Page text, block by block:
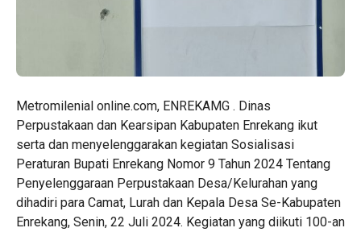
Metromilenial online.com, ENREKAMG . Dinas
Perpustakaan dan Kearsipan Kabupaten Enrekang ikut
serta dan menyelenggarakan kegiatan Sosialisasi
Peraturan Bupati Enrekang Nomor 9 Tahun 2024 Tentang
Penyelenggaraan Perpustakaan Desa/Kelurahan yang
dihadiri para Camat, Lurah dan Kepala Desa Se-Kabupaten
Enrekang, Senin, 22 Juli 2024. Kegiatan yang diikuti 100-an